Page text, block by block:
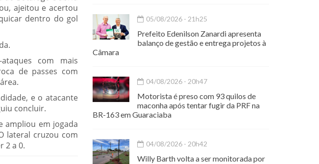
ajeitou e acertou
dentro do gol
com mais
de passes com
e o atacante
concluir.
ampliou em jogada
lateral cruzou com
2 a 0.
05/08/2026 - 21h25
Prefeito Edenilson Zanardi apresenta
balanço de gestão e entrega projetos à
Câmara
04/08/2026 - 20h47
Motorista é preso com 93 quilos de
maconha após tentar fugir da PRF na
BR-163 em Guaraciaba
04/08/2026 - 20h42
Willy Barth volta a ser monitorada por